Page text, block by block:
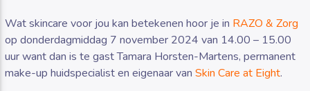
Wat skincare voor jou kan betekenen hoor je in RAZO & Zorg
op donderdagmiddag 7 november 2024 van 14.00 – 15.00
uur want dan is te gast Tamara Horsten-Martens, permanent
make-up huidspecialist en eigenaar vanSkin Care at Eight.